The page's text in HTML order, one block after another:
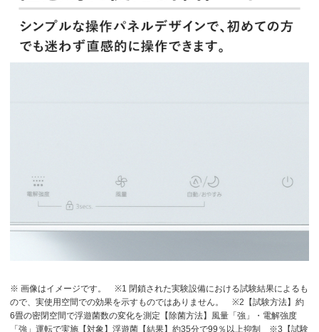
※ 画像はイメージです。
※1 閉鎖された実験設備における試験結果によるも
ので、実使用空間での効果を示すものではありません。
※2【試験方法】約
6畳の密閉空間で浮遊菌数の変化を測定【除菌方法】風量「強」・電解強度
「強」運転で実施【対象】浮遊菌【結果】約35分で99％以上抑制
※3【試験